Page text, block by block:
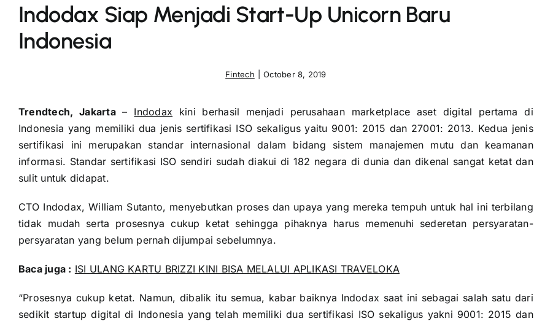
Indodax Siap Menjadi Start-Up Unicorn Baru
Indonesia
Fintech October 8, 2019
Trendtech, Jakarta– Indodax kini berhasil menjadi perusahaan marketplace aset digital pertama di
Indonesia yang memiliki dua jenis sertifikasi ISO sekaligus yaitu 9001: 2015 dan 27001: 2013. Kedua jenis
sertifikasi ini merupakan standar internasional dalam bidang sistem manajemen mutu dan keamanan
informasi. Standar sertifikasi ISO sendiri sudah diakui di 182 negara di dunia dan dikenal sangat ketat dan
sulit untuk didapat.
CTO Indodax, William Sutanto, menyebutkan proses dan upaya yang mereka tempuh untuk hal ini terbilang
tidak mudah serta prosesnya cukup ketat sehingga pihaknya harus memenuhi sederetan persyaratan-
persyaratan yang belum pernah dijumpai sebelumnya.
Baca juga : ISI ULANG KARTU BRIZZI KINI BISA MELALUI APLIKASI TRAVELOKA
“Prosesnya cukup ketat. Namun, dibalik itu semua, kabar baiknya Indodax saat ini sebagai salah satu dari
sedikit startup digital di Indonesia yang telah memiliki dua sertifikasi ISO sekaligus yakni 9001: 2015 dan